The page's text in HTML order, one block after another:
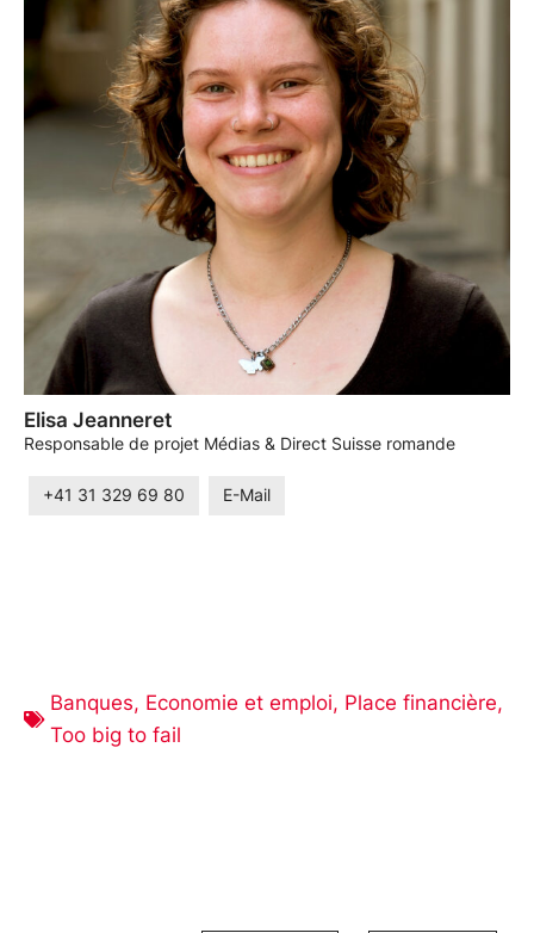
Elisa Jeanneret
Responsable de projet Médias & Direct Suisse romande
+41 31 329 69 80 E-Mail
Banques, Economie et emploi, Place financière,
Too big to fail